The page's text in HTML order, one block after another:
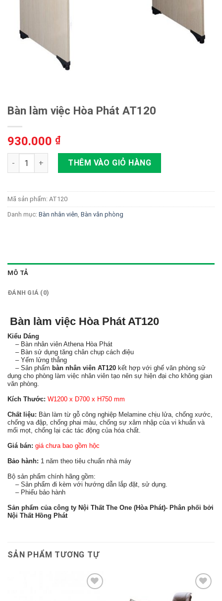
Bàn làm việc Hòa Phát AT120
930.000 ₫
Bàn làm việc Hòa Phát AT120 số lượng
THÊM VÀO GIỎ HÀNG
Mã sản phẩm: AT120
Danh mục: Bàn nhân viên Bàn văn phòng
MÔ TẢ
ĐÁNH GIÁ (0)
Bàn làm việc Hòa Phát AT120
Kiểu Dáng
– Bàn nhân viên Athena Hòa Phát
– Bàn sử dụng tăng chân chụp cách điệu
– Yếm lửng thẳng
– Sản phẩm bàn nhân viên AT120 kết hợp với ghế văn phòng sử
dụng cho phòng làm việc nhân viên tạo nên sự hiện đại cho không gian
văn phòng.
Kích Thước: W1200 x D700 x H750 mm
Chất liệu: Bàn làm từ gỗ công nghiệp Melamine chịu lửa, chống xước,
chống va đập, chống phai màu, chống sự xâm nhập của vi khuẩn và
mối mọt, chống lại các tác động của hóa chất.
Giá bán: giá chưa bao gồm hộc
Bảo hành: 1 năm theo tiêu chuẩn nhà máy
Bộ sản phẩm chính hãng gồm:
– Sản phẩm đi kèm với hướng dẫn lắp đặt, sử dụng.
– Phiếu bảo hành
Sản phẩm của công ty Nội Thất The One (Hòa Phát)- Phân phối bởi
Nội Thất Hồng Phát
SẢN PHẨM TƯƠNG TỰ
Thêm
Thêm